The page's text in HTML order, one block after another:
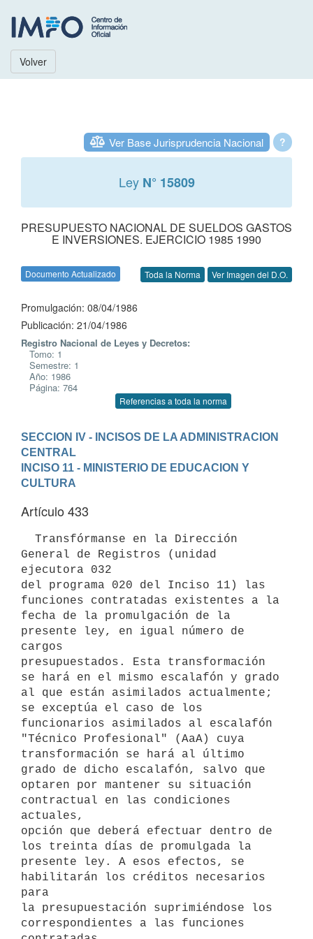
Volver
?
Ver Base Jurisprudencia Nacional
Ley N° 15809
PRESUPUESTO NACIONAL DE SUELDOS GASTOS
E INVERSIONES. EJERCICIO 1985 1990
Documento Actualizado Toda la Norma Ver Imagen del D.O.
Promulgación: 08/04/1986
Publicación: 21/04/1986
Registro Nacional de Leyes y Decretos:
Tomo: 1
Semestre: 1
Año: 1986
Página: 764
Referencias a toda la norma
SECCION IV - INCISOS DE LA ADMINISTRACION
CENTRAL
INCISO 11 - MINISTERIO DE EDUCACION Y
CULTURA
Artículo 433
General de Registros (unidad
ejecutora 032
del programa 020 del Inciso 11) las
funciones contratadas existentes a la
fecha de la promulgación de la
presente ley, en igual número de
cargos
presupuestados. Esta transformación
se hará en el mismo escalafón y grado
al que están asimilados actualmente;
se exceptúa el caso de los
funcionarios asimilados al escalafón
"Técnico Profesional" (AaA) cuya
transformación se hará al último
grado de dicho escalafón, salvo que
optaren por mantener su situación
contractual en las condiciones
actuales,
opción que deberá efectuar dentro de
los treinta días de promulgada la
presente ley. A esos efectos, se
habilitarán los créditos necesarios
para
la presupuestación suprimiéndose los
correspondientes a las funciones